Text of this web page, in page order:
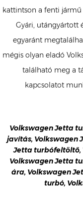
kattintson a fenti jármű
Gyári, utángyártott
egyaránt
mégis olyan eladó
található meg a
kapcsolatot
Volkswagen Jetta
javítás, Volkswagen
Jetta turbófeltöltő,
Volkswagen Jetta
ára, Volkswagen
turbó,